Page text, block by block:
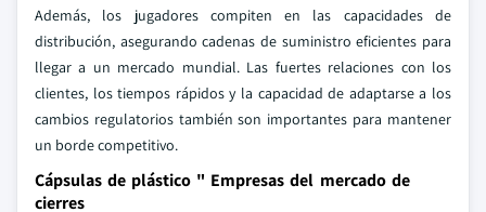
Además, los jugadores compiten en las capacidades de
distribución, asegurando cadenas de suministro eficientes para
llegar a un mercado mundial. Las fuertes relaciones con los
clientes, los tiempos rápidos y la capacidad de adaptarse a los
cambios regulatorios también son importantes para mantener
un borde competitivo.
Cápsulas de plástico " Empresas del mercado de
cierres